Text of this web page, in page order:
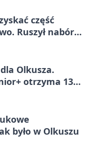
część
Ruszył nabór
Olkusza.
otrzyma 134
było w Olkuszu